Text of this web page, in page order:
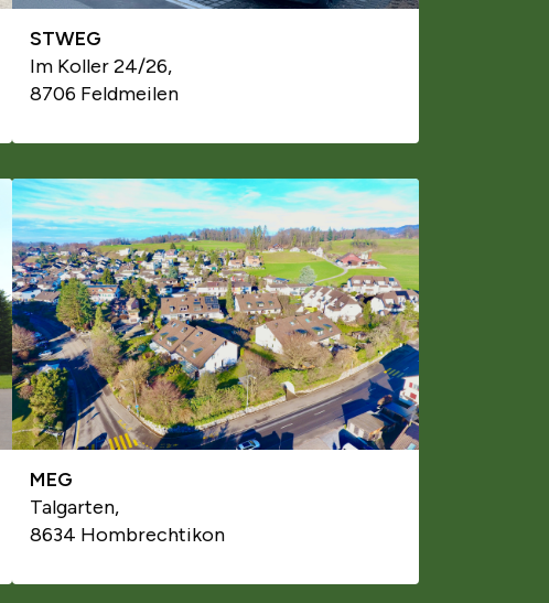
STWEG
Im Koller 24/26,
8706 Feldmeilen
MEG
Talgarten,
8634 Hombrechtikon